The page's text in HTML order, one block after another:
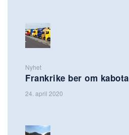
Nyhet
Frankrike ber om
24. april 2020